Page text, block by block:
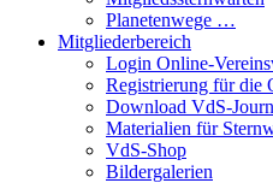
Planetenwege …
Mitgliederbereich
Login Online-
Registrierung für die
Download VdS-
Materialien für
VdS-Shop
Bildergalerien